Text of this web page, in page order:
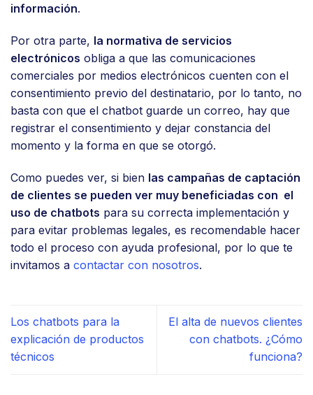
información.
Por otra parte, la normativa de servicios
electrónicos obliga a que las comunicaciones
comerciales por medios electrónicos cuenten con el
consentimiento previo del destinatario, por lo tanto, no
basta con que el chatbot guarde un correo, hay que
registrar el consentimiento y dejar constancia del
momento y la forma en que se otorgó.
Como puedes ver, si bien las campañas de captación
de clientes se pueden ver muy beneficiadas con el
uso de chatbots para su correcta implementación y
para evitar problemas legales, es recomendable hacer
todo el proceso con ayuda profesional, por lo que te
invitamos a contactar con nosotros.
Los chatbots para la
explicación de productos
técnicos
El alta de nuevos clientes
con chatbots. ¿Cómo
funciona?